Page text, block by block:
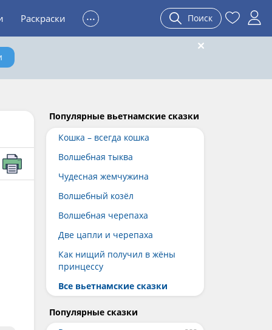
Раскраски ... Поиск
Популярные вьетнамские сказки
Кошка – всегда кошка
Волшебная тыква
Чудесная жемчужина
Волшебный козёл
Волшебная черепаха
Две цапли и черепаха
Как нищий получил в жёны
принцессу
Все вьетнамские сказки
Популярные сказки